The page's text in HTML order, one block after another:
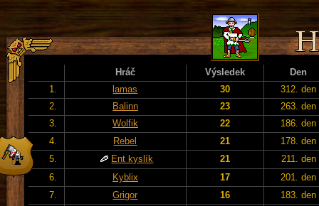
Hráč Výsledek
Den
1.
lamas 30
312. den
2.
Balinn 23
263. den
3.
Wolfik 22
186. den
4.
Rebel 21
178. den
5.
Ent kyslík 21
211. den
6.
Kyblix 17
201. den
7.
Grigor 16
183. den